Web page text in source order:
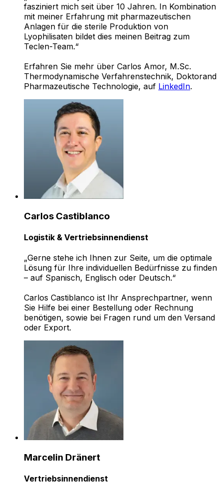
fasziniert mich seit über 10 Jahren. In Kombination
mit meiner Erfahrung mit pharmazeutischen
Anlagen für die sterile Produktion von
Lyophilisaten bildet dies meinen Beitrag zum
Teclen-Team.“
Erfahren Sie mehr über Carlos Amor, M.Sc.
Thermodynamische Verfahrenstechnik, Doktorand
Pharmazeutische Technologie, auf LinkedIn.
Carlos Castiblanco
Logistik & Vertriebsinnendienst
„Gerne stehe ich Ihnen zur Seite, um die optimale
Lösung für Ihre individuellen Bedürfnisse zu finden
– auf Spanisch, Englisch oder Deutsch.“
Carlos Castiblanco ist Ihr Ansprechpartner, wenn
Sie Hilfe bei einer Bestellung oder Rechnung
benötigen, sowie bei Fragen rund um den Versand
oder Export.
Marcelin Dränert
Vertriebsinnendienst